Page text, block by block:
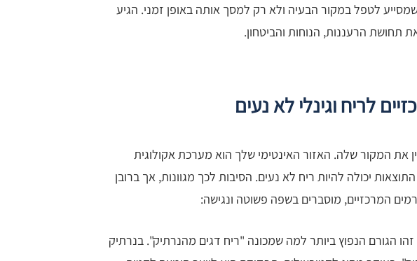
שמסייע לטפל במקור הבעיה ולא רק למסך אותה באופן זמני. הגיע
הרעננות, הנוחות והביטחון.
לריח וגינלי לא נעים
את המקור שלה. האזור האינטימי שלך הוא מערכת אקולוגית
יכולה להיות ריח לא נעים. הסיבות לכך מגוונות, אך ברובן
המרכזיים, מוסברים בשפה פשוטה ונגישה:
זהו הגורם הנפוץ ביותר למה שמכונה "ריח דגים מהנרתיק". בנרתיק